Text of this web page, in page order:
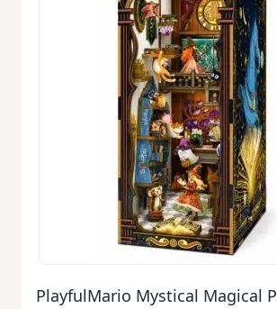
PlayfulMario Mystical Magical